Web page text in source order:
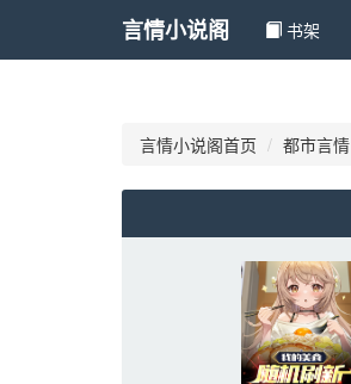
言情小说阁 书架
言情小说阁首页 都市言情